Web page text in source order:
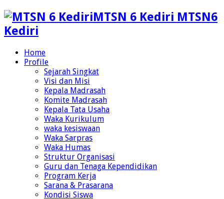
MTSN 6 Kediri MTSN6
Kediri
Home
Profile
Sejarah Singkat
Visi dan Misi
Kepala Madrasah
Komite Madrasah
Kepala Tata Usaha
Waka Kurikulum
waka kesiswaan
Waka Sarpras
Waka Humas
Struktur Organisasi
Guru dan Tenaga Kependidikan
Program Kerja
Sarana & Prasarana
Kondisi Siswa